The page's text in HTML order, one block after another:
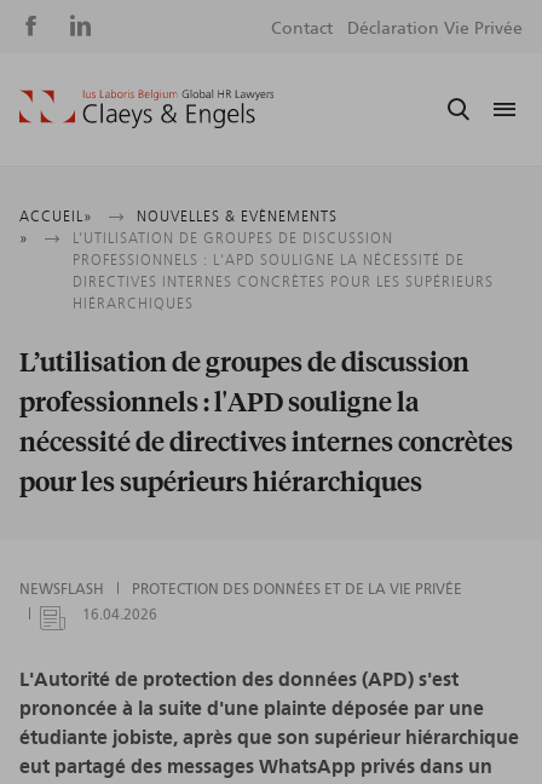
Social
Contact Déclaration Vie Privée
Fil
d'Ariane
ACCUEIL
NOUVELLES & EVÈNEMENTS
L’UTILISATION DE GROUPES DE DISCUSSION
PROFESSIONNELS : L'APD SOULIGNE LA NÉCESSITÉ DE
DIRECTIVES INTERNES CONCRÈTES POUR LES SUPÉRIEURS
HIÉRARCHIQUES
L’utilisation de groupes de discussion
professionnels : l'APD souligne la
nécessité de directives internes concrètes
pour les supérieurs hiérarchiques
NEWSFLASH
PROTECTION DES DONNÉES ET DE LA VIE PRIVÉE
16.04.2026
L'Autorité de protection des données (APD) s'est
prononcée à la suite d'une plainte déposée par une
étudiante jobiste, après que son supérieur hiérarchique
eut partagé des messages WhatsApp privés dans un